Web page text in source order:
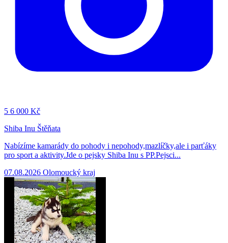
5 6 000 Kč
Shiba Inu Štěňata
Nabízíme kamarády do pohody i nepohody,mazlíčky,ale i parťáky
pro sport a aktivity.Jde o pejsky Shiba Inu s PP.Pejsci...
07.08.2026 Olomoucký kraj